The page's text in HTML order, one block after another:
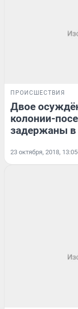
ПРОИСШЕСТВИЯ
Двое
колонии-
задержаны в
23 октября, 2018, 13:05